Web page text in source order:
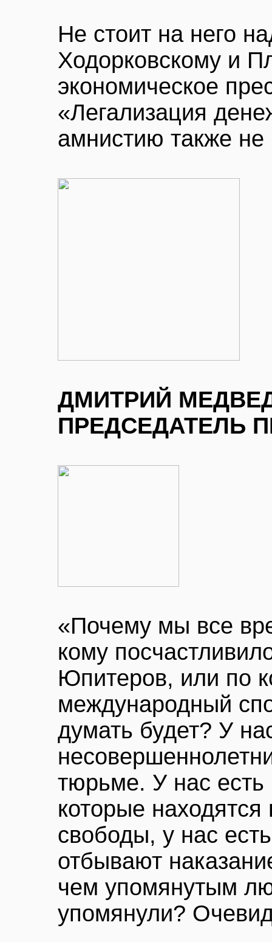
Не стоит на него
Ходорковскому и
экономическое
«Легализация
амнистию также не
ДМИТРИЙ
ПРЕДСЕДАТЕЛЬ
«Почему мы все
кому
Юпитеров, или по
международный
думать будет? У
тюрьме. У нас
которые
свободы, у нас
отбывают
чем упомянутым
упомянули?